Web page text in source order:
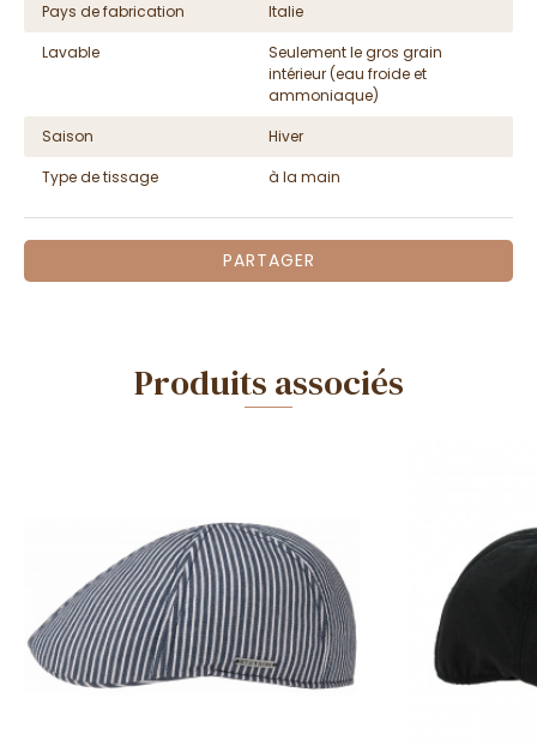
Pays de fabrication
Italie
Lavable
Seulement le gros grain
intérieur (eau froide et
ammoniaque)
Saison
Hiver
Type de tissage
à la main
PARTAGER
Produits associés